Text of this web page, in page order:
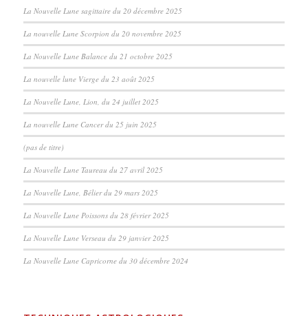
La Nouvelle Lune sagittaire du 20 décembre 2025
La nouvelle Lune Scorpion du 20 novembre 2025
La Nouvelle Lune Balance du 21 octobre 2025
La nouvelle lune Vierge du 23 août 2025
La Nouvelle Lune, Lion, du 24 juillet 2025
La nouvelle Lune Cancer du 25 juin 2025
(pas de titre)
La Nouvelle Lune Taureau du 27 avril 2025
La Nouvelle Lune, Bélier du 29 mars 2025
La Nouvelle Lune Poissons du 28 février 2025
La Nouvelle Lune Verseau du 29 janvier 2025
La Nouvelle Lune Capricorne du 30 décembre 2024